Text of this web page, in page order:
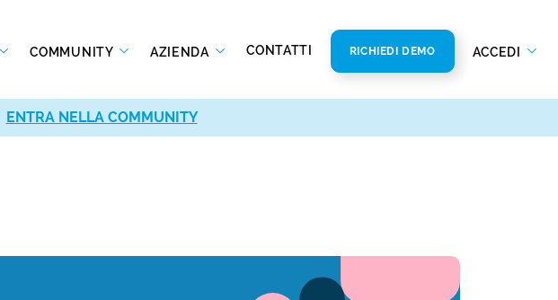
COMMUNITY AZIENDA CONTATTI RICHIEDI DEMO ACCEDI
ENTRA NELLA COMMUNITY